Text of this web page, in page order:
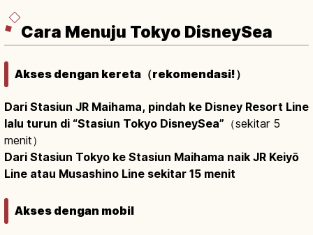
Cara Menuju Tokyo DisneySea
Akses dengan kereta（rekomendasi!）
Dari Stasiun JR Maihama, pindah ke Disney Resort Line
lalu turun di “Stasiun Tokyo DisneySea” （sekitar 5
menit）
Dari Stasiun Tokyo ke Stasiun Maihama naik JR Keiyō
Line atau Musashino Line sekitar 15 menit
Akses dengan mobil